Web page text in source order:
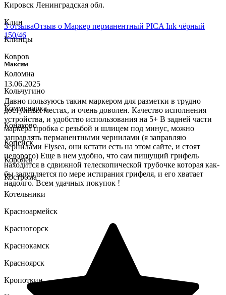
3 отзываОтзыв о Маркер перманентный PICA Ink чёрный
150/46
Максим
13.06.2025
Давно пользуюсь таким маркером для разметки в трудно
доступных местах, и очень доволен. Качество исполнения
устройства, и удобство использования на 5+ В задней части
маркера пробка с резьбой и шлицем под минус, можно
заправлять перманентными чернилами (я заправляю
чернилами Flysea, они кстати есть на этом сайте, и стоят
недорого) Еще в нем удобно, что сам пишущий грифель
находится в сдвижной телескопической трубочке которая как-
бы залупляется по мере истирания грифеля, и его хватает
надолго. Всем удачных покупок !
Кировск Ленинградская обл.
Клин
Клинцы
Ковров
Коломна
Кольчугино
Коммунарка
Конаково
Копейск
Королёв
Кострома
Котельники
Красноармейск
Красногорск
Краснокамск
Красноярск
Кропоткин